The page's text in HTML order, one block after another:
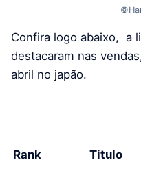
Confira logo abaixo, a
destacaram nas
abril no japão.
Rank Titulo